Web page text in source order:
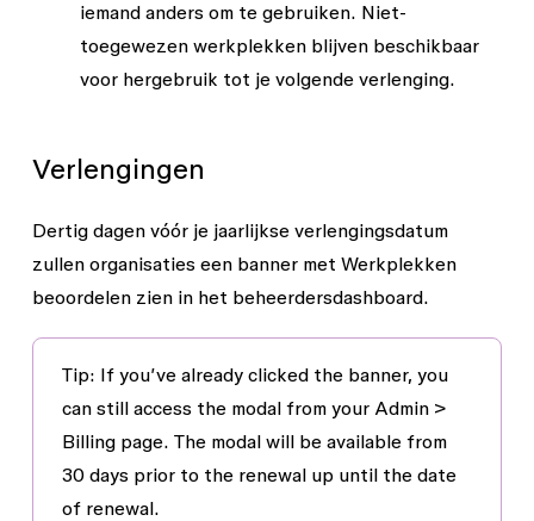
iemand anders om te gebruiken. Niet-
toegewezen werkplekken blijven beschikbaar
voor hergebruik tot je volgende verlenging.
Verlengingen
Dertig dagen vóór je jaarlijkse verlengingsdatum
zullen organisaties een banner met Werkplekken
beoordelenzien in het beheerdersdashboard.
Tip: If you’ve already clicked the banner, you
can still access the modal from your Admin >
Billingpage. The modal will be available from
30 days prior to the renewal up until the date
of renewal.